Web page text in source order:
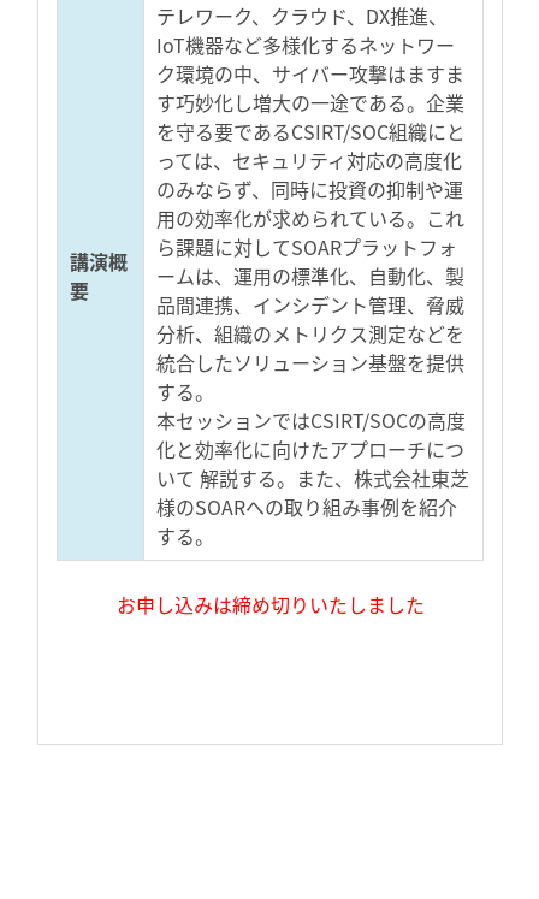
講演概
要
テレワーク、クラウド、DX推進、
IoT機器など多様化するネットワー
ク環境の中、サイバー攻撃はますま
す巧妙化し増大の一途である。企業
を守る要であるCSIRT/SOC組織にと
っては、セキュリティ対応の高度化
のみならず、同時に投資の抑制や運
用の効率化が求められている。これ
ら課題に対してSOARプラットフォ
ームは、運用の標準化、自動化、製
品間連携、インシデント管理、脅威
分析、組織のメトリクス測定などを
統合したソリューション基盤を提供
する。
本セッションではCSIRT/SOCの高度
化と効率化に向けたアプローチにつ
いて 解説する。また、株式会社東芝
様のSOARへの取り組み事例を紹介
する。
お申し込みは締め切りいたしました